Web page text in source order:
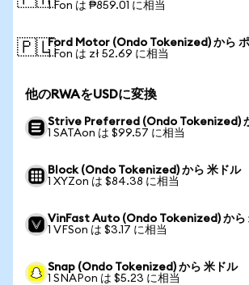
1 Fon は ₱859.01 に相当
🇵🇱Ford Motor (Ondo Tokenized) から
1 Fon は zł 52.69 に相当
他のRWAをUSDに変換
Strive Preferred (Ondo Tokenized)
1 SATAon は $99.57 に相当
Block (Ondo Tokenized) から 米ドル
1 XYZon は $84.38 に相当
VinFast Auto (Ondo Tokenized) から
1 VFSon は $3.17 に相当
Snap (Ondo Tokenized) から 米ドル
1 SNAPon は $5.23 に相当